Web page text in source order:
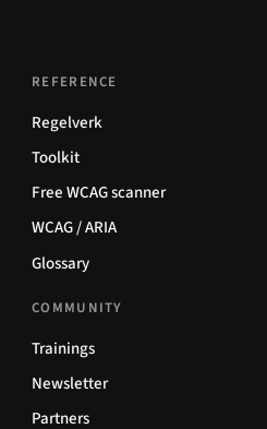
REFERENCE
Regelverk
Toolkit
Free WCAG scanner
WCAG / ARIA
Glossary
COMMUNITY
Trainings
Newsletter
Partners